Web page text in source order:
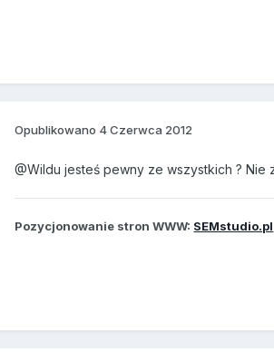
Opublikowano 4 Czerwca 2012
@Wildu jesteś pewny ze wszystkich ? Nie
Pozycjonowanie stron WWW: SEMstudio.pl